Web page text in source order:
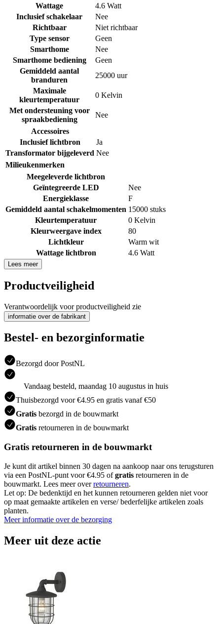
Wattage
4.6 Watt
Inclusief schakelaar
Nee
Richtbaar
Niet richtbaar
Type sensor
Geen
Smarthome
Nee
Smarthome bediening
Geen
Gemiddeld aantal
branduren
25000 uur
Maximale
kleurtemperatuur
0 Kelvin
Met ondersteuning voor
spraakbediening
Nee
Accessoires
Inclusief lichtbron
Ja
Transformator bijgeleverd Nee
Milieukenmerken
Meegeleverde lichtbron
Geïntegreerde LED
Nee
Energieklasse
F
Gemiddeld aantal schakelmomenten 15000 stuks
Kleurtemperatuur
0 Kelvin
Kleurweergave index
80
Lichtkleur
Warm wit
Wattage lichtbron
4.6 Watt
Lees meer
Productveiligheid
Verantwoordelijk voor productveiligheid zie
informatie over de fabrikant
Bestel- en bezorginformatie
Bezorgd door PostNL
Vandaag besteld, maandag 10 augustus in huis
Thuisbezorgd voor €4.95 en gratis vanaf €50
Gratis bezorgd in de bouwmarkt
Gratis retourneren in de bouwmarkt
Gratis retourneren in de bouwmarkt
Je kunt dit artikel binnen 30 dagen na aankoop naar ons terugsturen
via een PostNL-punt voor €4.95 ofgratis retourneren in de
bouwmarkt. Lees meer overretourneren.
Let op: De bedenktijd en het kunnen retourneren gelden niet voor
op maat gemaakte artikelen en verse/ bederfelijke artikelen zoals
planten.
Meer informatie over de bezorging
Meer uit deze actie